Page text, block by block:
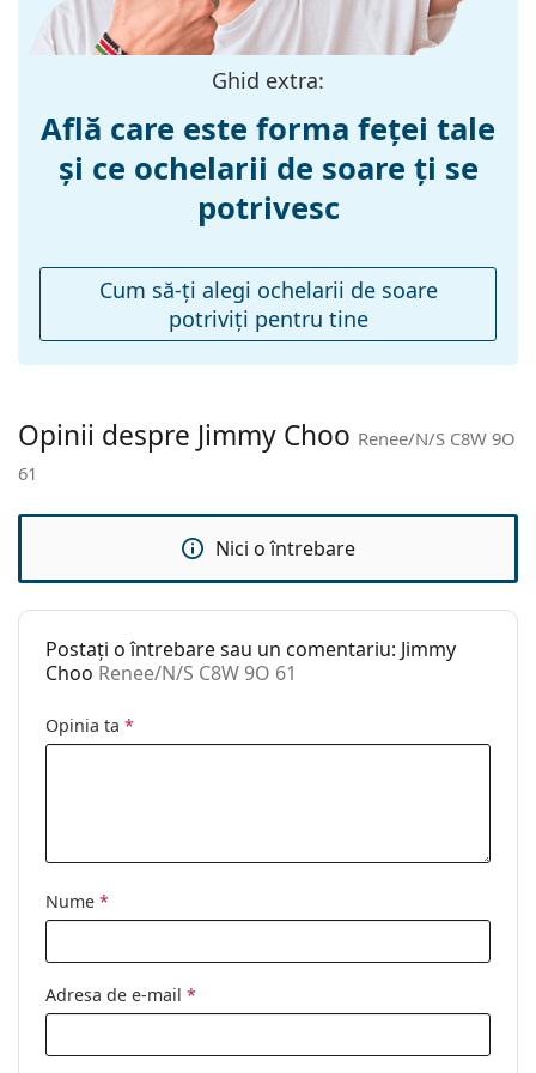
145 mm
nazale:
Greutate:
170 g
Nu
Balama flexibilă:
Nu
curățat:
Altele
Ochelari de soare
Brand:
Jimmy Choo
Cod:
Renee/N/S C8W 9O 61
Ghid extra:
Află care este forma feței tale
și ce ochelarii de soare ți se
potrivesc
Cum să-ţi alegi ochelarii de soare
potriviţi pentru tine
Opinii despre Jimmy Choo Renee/N/S C8W 9O
61
Nici o întrebare
Postați o întrebare sau un comentariu: Jimmy
Choo Renee/N/S C8W 9O 61
Opinia ta *
Nume *
Adresa de e-mail *